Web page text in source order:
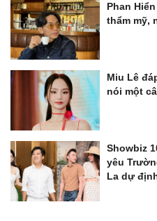
Phan
thẩm mỹ,
Miu Lê
nói một
Showbiz
yêu
La dự